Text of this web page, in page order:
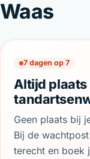
Waas
7 dagen op 7
Altijd plaats
Geen plaats bij
Bij de
terecht en boek